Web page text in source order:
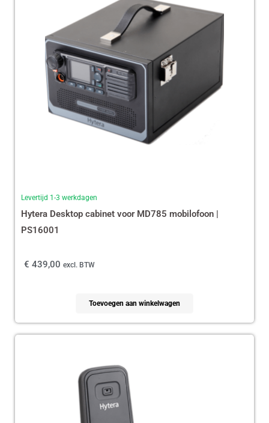
Levertijd 1-3 werkdagen
Hytera Desktop cabinet voor MD785 mobilofoon |
PS16001
€ 439,00 excl. BTW
Toevoegen aan winkelwagen